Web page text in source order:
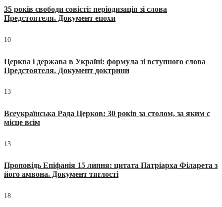
35 років свободи совісті: періодизація зі слова
Предстоятеля. Документ епохи
10
Церква і держава в Україні: формула зі вступного слова
Предстоятеля. Документ доктрини
13
Всеукраїнська Рада Церков: 30 років за столом, за яким є
місце всім
13
Проповідь Епіфанія 15 липня: цитата Патріарха Філарета з
його амвона. Документ тяглості
18